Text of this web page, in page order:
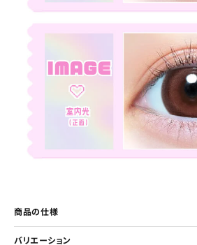
商品の仕様
バリエーション